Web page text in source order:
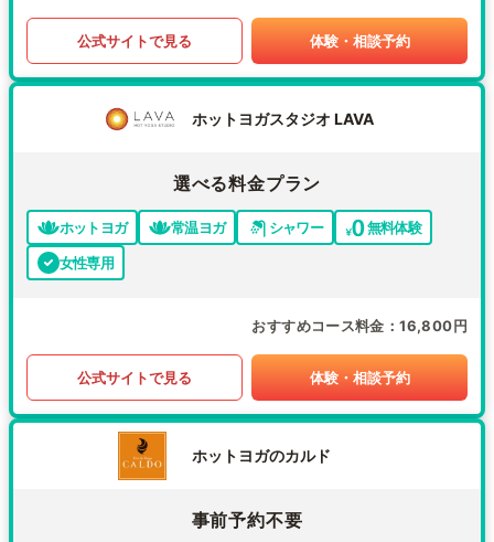
公式サイトで見る 体験・相談予約
ホットヨガスタジオ LAVA
選べる料金プラン
ホットヨガ 常温ヨガ シャワー
無料体験
女性専用
おすすめコース料金 16,800円
公式サイトで見る 体験・相談予約
ホットヨガのカルド
事前予約不要